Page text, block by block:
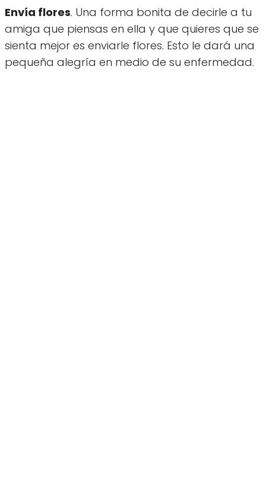
Envía flores. Una forma bonita de decirle a tu
amiga que piensas en ella y que quieres que se
sienta mejor es enviarle flores. Esto le dará una
pequeña alegría en medio de su enfermedad.